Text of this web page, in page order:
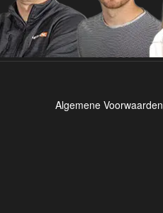
Algemene Voorwaarden